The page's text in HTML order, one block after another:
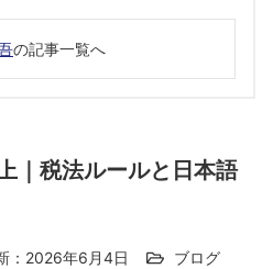
｜税法ルールと日本語
：2026年6月4日 ブログ
の記事一覧へ